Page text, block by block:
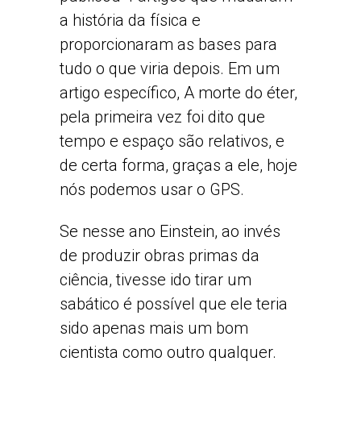
a história da física e
proporcionaram as bases para
tudo o que viria depois. Em um
artigo específico, A morte do éter,
pela primeira vez foi dito que
tempo e espaço são relativos, e
de certa forma, graças a ele, hoje
nós podemos usar o GPS.
Se nesse ano Einstein, ao invés
de produzir obras primas da
ciência, tivesse ido tirar um
sabático é possível que ele teria
sido apenas mais um bom
cientista como outro qualquer.